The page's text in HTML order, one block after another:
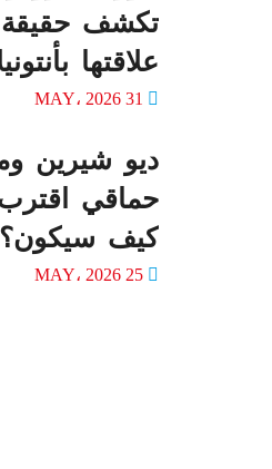
تكشف حقيقة
علاقتها
ديو شيرين
حماقي
كيف سيكون؟